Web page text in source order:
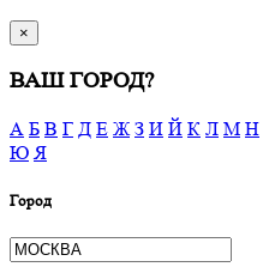
×
ВАШ ГОРОД?
А Б В Г Д Е Ж З И Й К Л М Н
Ю Я
Город